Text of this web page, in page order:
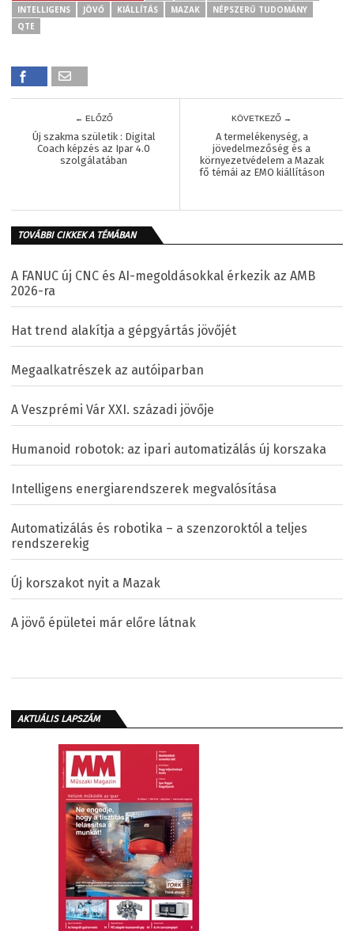
INTELLIGENS
JÖVŐ KIÁLLÍTÁS MAZAK
NÉPSZERŰ TUDOMÁNY
QTE
← ELŐZŐ
Új szakma születik : Digital
Coach képzés az Ipar 4.0
szolgálatában
KÖVETKEZŐ →
A termelékenység, a
jövedelmezőség és a
környezetvédelem a Mazak
fő témái az EMO kiállításon
TOVÁBBI CIKKEK A TÉMÁBAN
A FANUC új CNC és AI-megoldásokkal érkezik az AMB
2026-ra
Hat trend alakítja a gépgyártás jövőjét
Megaalkatrészek az autóiparban
A Veszprémi Vár XXI. századi jövője
Humanoid robotok: az ipari automatizálás új korszaka
Intelligens energiarendszerek megvalósítása
Automatizálás és robotika – a szenzoroktól a teljes
rendszerekig
Új korszakot nyit a Mazak
A jövő épületei már előre látnak
AKTUÁLIS LAPSZÁM